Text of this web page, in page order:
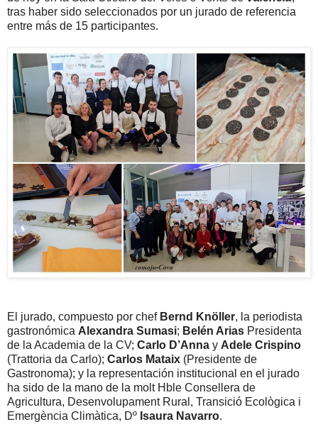
tras haber sido seleccionados por un jurado de referencia
entre más de 15 participantes.
El jurado, compuesto por chef Bernd Knöller, la periodista
gastronómica Alexandra Sumasi; Belén Arias Presidenta
de la Academia de la CV; Carlo D’Anna y Adele Crispino
(Trattoria da Carlo); Carlos Mataix (Presidente de
Gastronoma); y la representación institucional en el jurado
ha sido de la mano de la molt Hble Consellera de
Agricultura, Desenvolupament Rural, Transició Ecològica i
Emergència Climàtica, Dº Isaura Navarro.